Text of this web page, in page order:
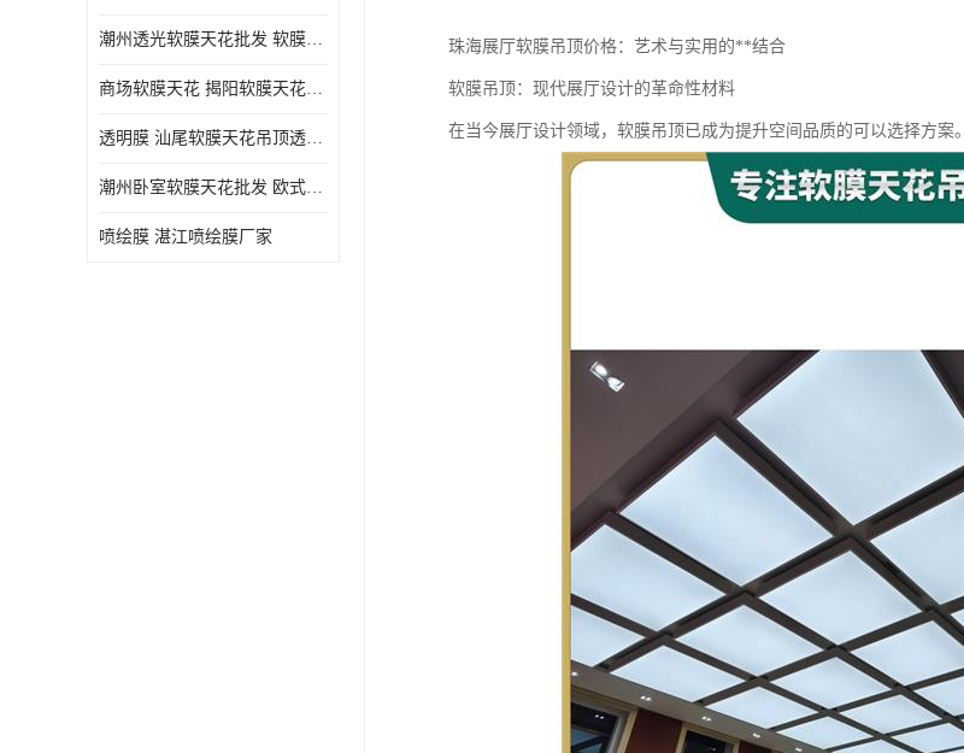
潮州透光软膜天花批发 软膜天花
商场软膜天花 揭阳软膜天花吊顶透光膜批发
透明膜 汕尾软膜天花吊顶透光膜定制
潮州卧室软膜天花批发 欧式软膜天花
喷绘膜 湛江喷绘膜厂家
珠海展厅软膜吊顶价格：艺术与实用的**结合
软膜吊顶：现代展厅设计的革命性材料
在当今展厅设计领域，软膜吊顶已成为提升空间品质的可以选择方案。